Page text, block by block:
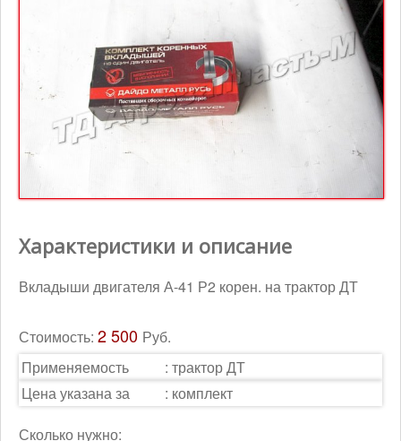
Гарантия
Доставка
Контакты
Корзина
Характеристики и описание
Вкладыши двигателя А-41 Р2 корен. на трактор ДТ
Стоимость: 2 500 Руб.
Применяемость
: трактор ДТ
Цена указана за
: комплект
Сколько нужно: